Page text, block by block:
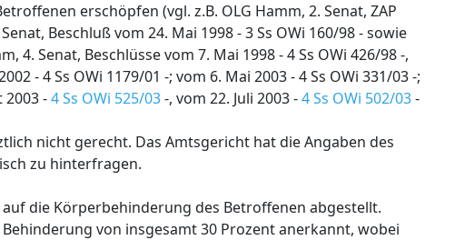
erschöpfen (vgl. z.B. OLG Hamm, 2. Senat, ZAP
Beschluß vom 24. Mai 1998 - 3 Ss OWi 160/98 - sowie
4. Senat, Beschlüsse vom 7. Mai 1998 - 4 Ss OWi 426/98 -,
- 4 Ss OWi 1179/01 -; vom 6. Mai 2003 - 4 Ss OWi 331/03 -;
2003 -4 Ss OWi 525/03-, vom 22. Juli 2003 -4 Ss OWi 502/03-
nicht gerecht. Das Amtsgericht hat die Angaben des
zu hinterfragen.
die Körperbehinderung des Betroffenen abgestellt.
von insgesamt 30 Prozent anerkannt, wobei